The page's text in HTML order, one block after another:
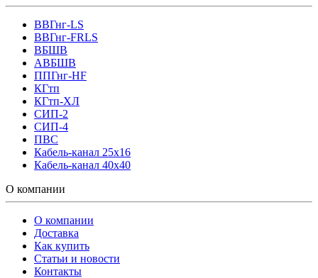
ВВГнг-LS
ВВГнг-FRLS
ВБШВ
АВБШВ
ППГнг-HF
КГтп
КГтп-ХЛ
СИП-2
СИП-4
ПВС
Кабель-канал 25х16
Кабель-канал 40х40
О компании
О компании
Доставка
Как купить
Статьи и новости
Контакты